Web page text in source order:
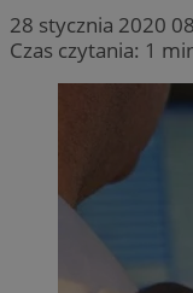
28 stycznia 2020
Czas czytania: 1